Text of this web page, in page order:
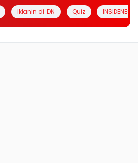
Iklanin di IDN Quiz INSIDENESIA